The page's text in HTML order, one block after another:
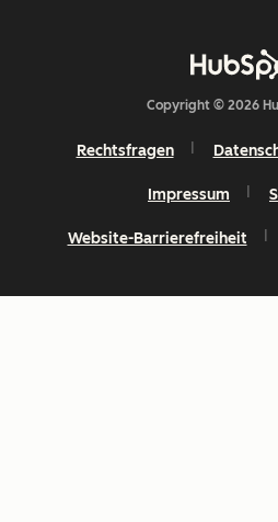
Copyright © 2026
Rechtsfragen
Impressum
Website-Barrierefreiheit